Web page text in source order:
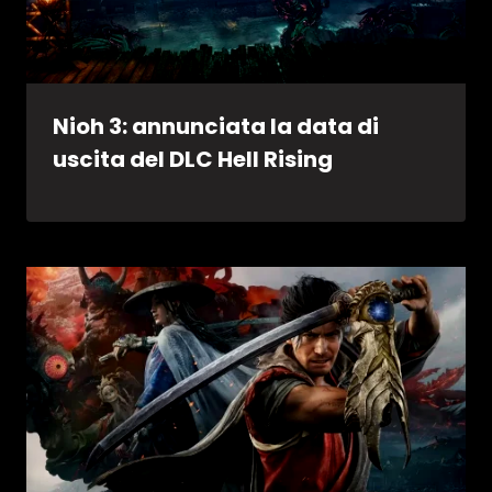
Nioh 3: annunciata la data di
uscita del DLC Hell Rising